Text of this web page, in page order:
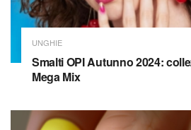
UNGHIE
Smalti OPI Autunno 2024:
Mega Mix